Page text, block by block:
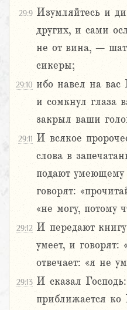
29:9 Изумляйтесь и
других, и сами
не от вина, –
сикеры;
29:10 ибо навел на вас
и сомкнул глаза
закрыл ваши
29:11 И всякое
слова в
подают умеющему
говорят:
«не могу, потому
29:12 И передают
умеет, и говорят:
отвечает: «я не
29:13 И сказал
приближается